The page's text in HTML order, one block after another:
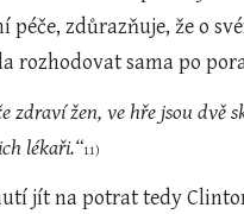
péče, zdůrazňuje, že o
rozhodovat sama po
zdraví žen, ve hře jsou dvě
lékaři.“11)
jít na potrat tedy